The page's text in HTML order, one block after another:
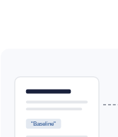
"Baseline"